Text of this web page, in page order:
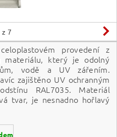
z 7
provedení z
materiálu, který je odolný
vodě a UV zářením.
zajištěno UV ochranným
RAL7035. Materiál
tvar, je nesnadno hořlavý